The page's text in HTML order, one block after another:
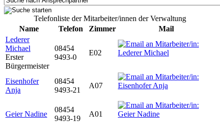
Telefonliste der Mitarbeiter/innen der Verwaltung
Name
Telefon Zimmer
Mail
Lederer
Michael
Erster
Bürgermeister
08454
9493-0
E02
Eisenhofer
Anja
08454
9493-21
A07
Geier Nadine
08454
9493-19
A01